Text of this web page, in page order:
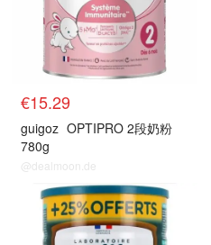
€15.29
guigoz OPTIPRO 2段奶粉
780g
@dealmoon.de